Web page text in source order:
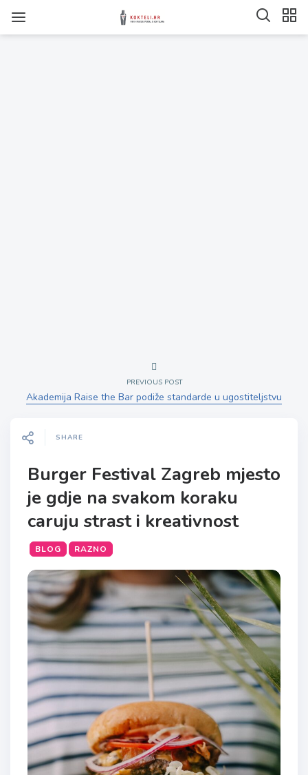
PREVIOUS POST
Akademija Raise the Bar podiže standarde u ugostiteljstvu
SHARE
Burger Festival Zagreb mjesto
je gdje na svakom koraku
caruju strast i kreativnost
BLOG RAZNO